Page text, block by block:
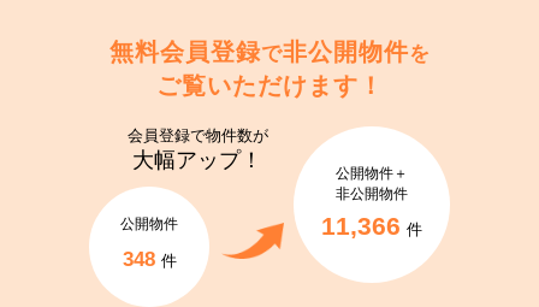
無料会員登録で非公開物件を
ご覧いただけます！
会員登録で物件数が
大幅アップ！
公開物件
348 件
公開物件＋
非公開物件
11,366 件